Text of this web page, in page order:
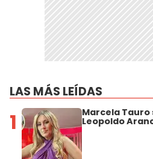
LAS MÁS LEÍDAS
1 Marcela Tauro
Leopoldo